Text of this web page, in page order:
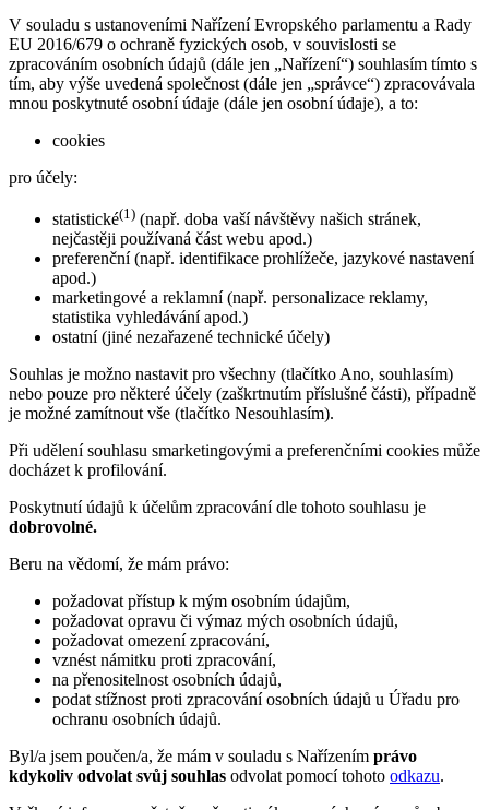
V souladu s ustanoveními Nařízení Evropského parlamentu a Rady
EU 2016/679 o ochraně fyzických osob, v souvislosti se
zpracováním osobních údajů (dále jen „Nařízení“) souhlasím tímto s
tím, aby výše uvedená společnost (dále jen „správce“) zpracovávala
mnou poskytnuté osobní údaje (dále jen osobní údaje), a to:
cookies
pro účely:
statistické(1) (např. doba vaší návštěvy našich stránek,
nejčastěji používaná část webu apod.)
preferenční (např. identifikace prohlížeče, jazykové nastavení
apod.)
marketingové a reklamní (např. personalizace reklamy,
statistika vyhledávání apod.)
ostatní (jiné nezařazené technické účely)
Souhlas je možno nastavit pro všechny (tlačítko Ano, souhlasím)
nebo pouze pro některé účely (zaškrtnutím příslušné části), případně
je možné zamítnout vše (tlačítko Nesouhlasím).
Při udělení souhlasu smarketingovými a preferenčními cookies může
docházet k profilování.
Poskytnutí údajů k účelům zpracování dle tohoto souhlasu je
dobrovolné.
Beru na vědomí, že mám právo:
požadovat přístup k mým osobním údajům,
požadovat opravu či výmaz mých osobních údajů,
požadovat omezení zpracování,
vznést námitku proti zpracování,
na přenositelnost osobních údajů,
podat stížnost proti zpracování osobních údajů u Úřadu pro
ochranu osobních údajů.
Byl/a jsem poučen/a, že mám v souladu s Nařízením právo
kdykoliv odvolat svůj souhlas odvolat pomocí tohoto odkazu.